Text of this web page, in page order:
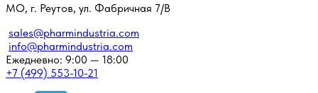
МО, г. Реутов, ул. Фабричная 7/В
sales@pharmindustria.com
info@pharmindustria.com
Ежедневно: 9:00 — 18:00
+7 (499) 553-10-21